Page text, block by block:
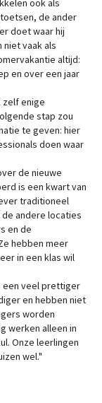
ook als
de ander
doet waar hij
niet vaak als
altijd:
en over een jaar
zelf enige
stap zou
te geven: hier
doen waar
de nieuwe
is een kwart van
traditioneel
andere locaties
en de
hebben meer
in een klas wil
een veel prettiger
en hebben niet
worden
werken alleen in
Onze leerlingen
wel."